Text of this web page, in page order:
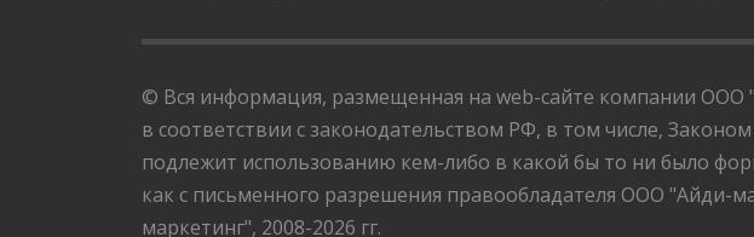
© Вся информация, размещенная на web-сайте компании ООО
в соответствии с законодательством РФ, в том числе,
подлежит использованию кем-либо в какой бы то ни было
как с письменного разрешения правообладателя ООО "Айди-
маркетинг", 2008-2026 гг.